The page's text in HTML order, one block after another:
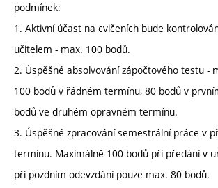
podmínek:
1. Aktivní účast na cvičeních bude
učitelem - max. 100 bodů.
2. Úspěšné absolvování zápočtového testu -
100 bodů v řádném termínu, 80 bodů v
bodů ve druhém opravném termínu.
3. Úspěšné zpracování semestrální práce v
termínu. Maximálně 100 bodů při předání v
při pozdním odevzdání pouze max. 80 bodů.